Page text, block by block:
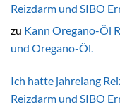
Reizdarm und SIBO
zu Kann Oregano-Öl
und Oregano-Öl.
Ich hatte jahrelang
Reizdarm und SIBO